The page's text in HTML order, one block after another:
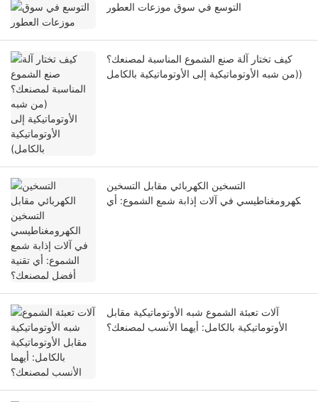
التوسع في سوق موزعات العطور
كيف تختار آلة صنع الشموع المناسبة لمصنعك؟
(من شبه الأوتوماتيكية إلى الأوتوماتيكية بالكامل)
التسخين الكهربائي مقابل التسخين
الكهرومغناطيسي في آلات إذابة شمع الشموع: أي
آلات تعبئة الشموع شبه الأوتوماتيكية مقابل
الأوتوماتيكية بالكامل: أيهما الأنسب لمصنعك؟